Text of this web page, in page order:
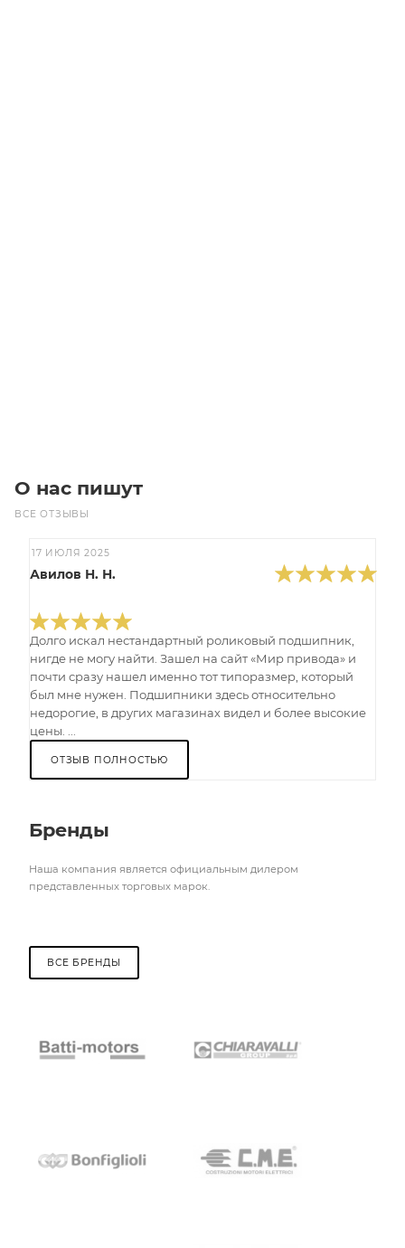
О нас пишут
ВСЕ ОТЗЫВЫ
17 ИЮЛЯ 2025
Авилов Н. Н.
Долго искал нестандартный роликовый подшипник,
нигде не могу найти. Зашел на сайт «Мир привода» и
почти сразу нашел именно тот типоразмер, который
был мне нужен. Подшипники здесь относительно
недорогие, в других магазинах видел и более высокие
цены. ...
ОТЗЫВ ПОЛНОСТЬЮ
Бренды
Наша компания является официальным дилером
представленных торговых марок.
ВСЕ БРЕНДЫ